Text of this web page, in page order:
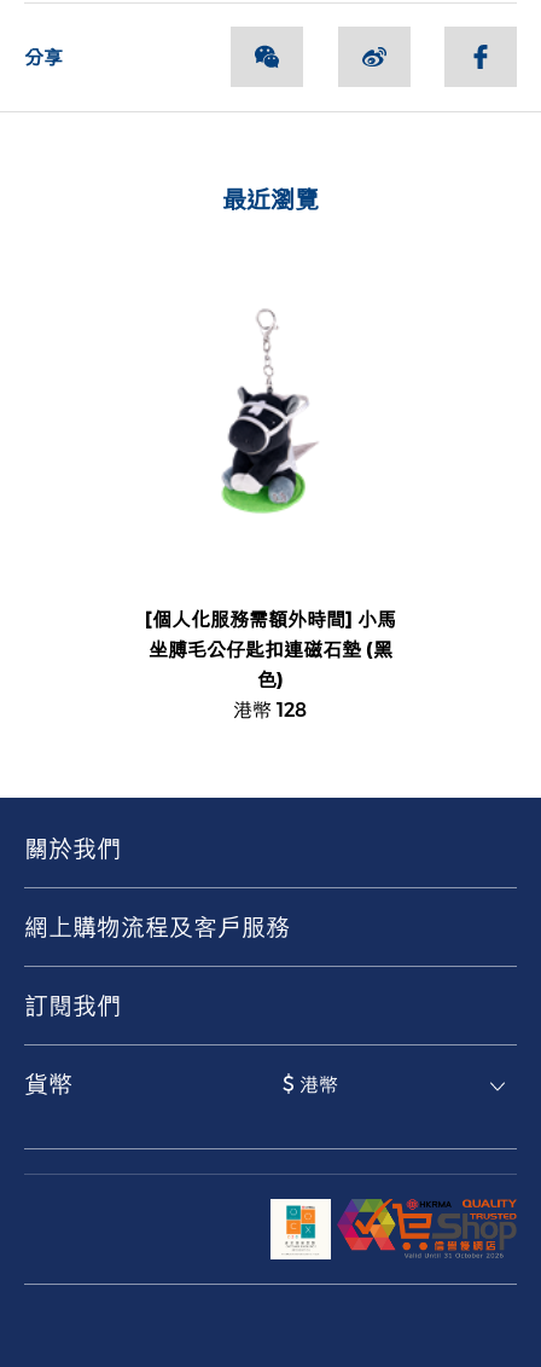
分享
最近瀏覽
[個人化服務需額外時間] 小馬
坐膊毛公仔匙扣連磁石墊 (黑
色)
港幣 128
關於我們
網上購物流程及客戶服務
訂閱我們
貨幣 $ 港幣